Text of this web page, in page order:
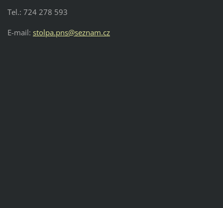
Tel.: 724 278 593
E-mail: stolpa.pns@seznam.cz